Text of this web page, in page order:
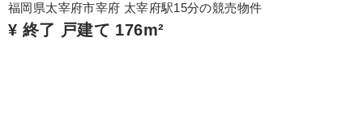
福岡県太宰府市宰府 太宰府駅15分の競売物件
¥ 終了 戸建て 176m²